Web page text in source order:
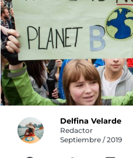
Delfina Velarde
Redactor
Septiembre / 2019